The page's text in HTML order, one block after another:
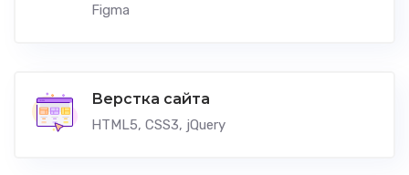
Figma
Верстка сайта
HTML5, CSS3, jQuery